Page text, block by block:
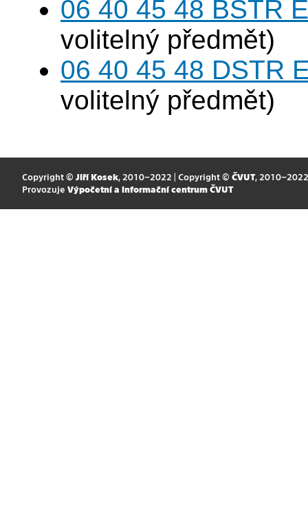
06 40 45 48 BSTR
volitelný předmět)
06 40 45 48 DSTR
volitelný předmět)
Copyright © Jiří Kosek, 2010–2022 | Copyright © ČVUT, 2010–2022
Provozuje Výpočetní a informační centrum ČVUT